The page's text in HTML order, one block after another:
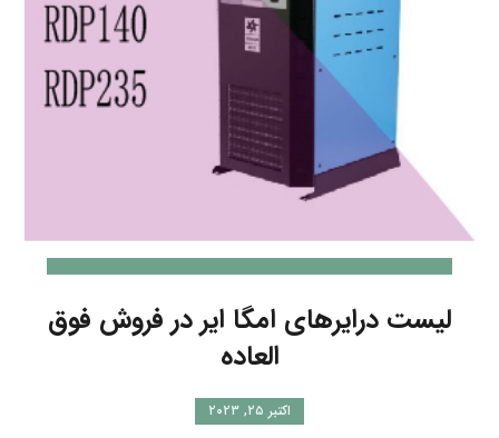
لیست درایرهای امگا ایر در فروش فوق
العاده
اکتبر ۲۵, ۲۰۲۳